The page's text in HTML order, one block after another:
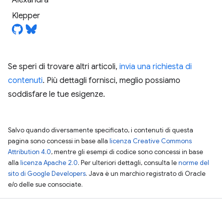
Klepper
Se speri di trovare altri articoli, invia una richiesta di
contenuti. Più dettagli fornisci, meglio possiamo
soddisfare le tue esigenze.
Salvo quando diversamente specificato, i contenuti di questa
pagina sono concessi in base alla licenza Creative Commons
Attribution 4.0, mentre gli esempi di codice sono concessi in base
alla licenza Apache 2.0. Per ulteriori dettagli, consulta lenorme del
sito di Google Developers. Java è un marchio registrato di Oracle
e/o delle sue consociate.